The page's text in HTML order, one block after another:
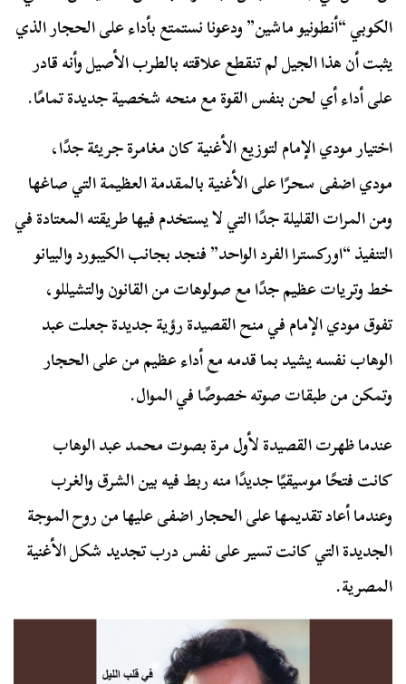
الكوبي “أنطونيو ماشين” ودعونا نستمتع بأداء على الحجار الذي
يثبت أن هذا الجيل لم تنقطع علاقته بالطرب الأصيل وأنه قادر
على أداء أي لحن بنفس القوة مع منحه شخصية جديدة تمامًا.
اختيار مودي الإمام لتوزيع الأغنية كان مغامرة جريئة جدًا،
مودي اضفى سحرًا على الأغنية بالمقدمة العظيمة التي صاغها
ومن المرات القليلة جدًا التي لا يستخدم فيها طريقته المعتادة في
التنفيذ “اوركسترا الفرد الواحد” فنجد بجانب الكيبورد والبيانو
خط وتريات عظيم جدًا مع صولوهات من القانون والتشيللو،
تفوق مودي الإمام في منح القصيدة رؤية جديدة جعلت عبد
الوهاب نفسه يشيد بما قدمه مع أداء عظيم من على الحجار
وتمكن من طبقات صوته خصوصًا في الموال.
عندما ظهرت القصيدة لأول مرة بصوت محمد عبد الوهاب
كانت فتحًا موسيقيًا جديدًا منه ربط فيه بين الشرق والغرب
وعندما أعاد تقديمها على الحجار اضفى عليها من روح الموجة
الجديدة التي كانت تسير على نفس درب تجديد شكل الأغنية
المصرية.